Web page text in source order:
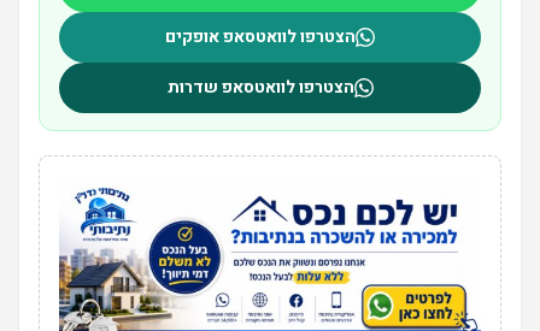
הצטרפו לוואטסאפ אופקים
הצטרפו לוואטסאפ שדרות